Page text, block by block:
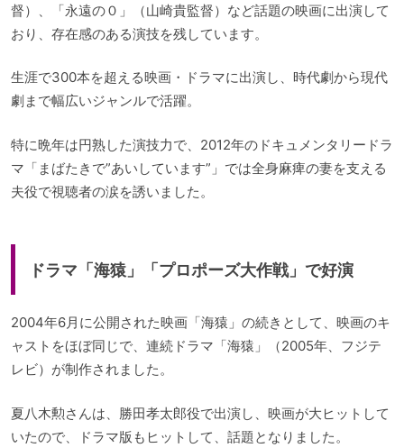
督）、「永遠の０」（山崎貴監督）など話題の映画に出演して
おり、存在感のある演技を残しています。
生涯で300本を超える映画・ドラマに出演し、時代劇から現代
劇まで幅広いジャンルで活躍。
特に晩年は円熟した演技力で、2012年のドキュメンタリードラ
マ「まばたきで”あいしています”」では全身麻痺の妻を支える
夫役で視聴者の涙を誘いました。
ドラマ「海猿」「プロポーズ大作戦」で好演
2004年6月に公開された映画「海猿」の続きとして、映画のキ
ャストをほぼ同じで、連続ドラマ「海猿」（2005年、フジテ
レビ）が制作されました。
夏八木勲さんは、勝田孝太郎役で出演し、映画が大ヒットして
いたので、ドラマ版もヒットして、話題となりました。